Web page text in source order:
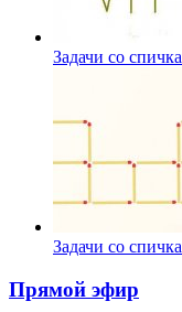
Задачи со
Задачи со
Прямой эфир